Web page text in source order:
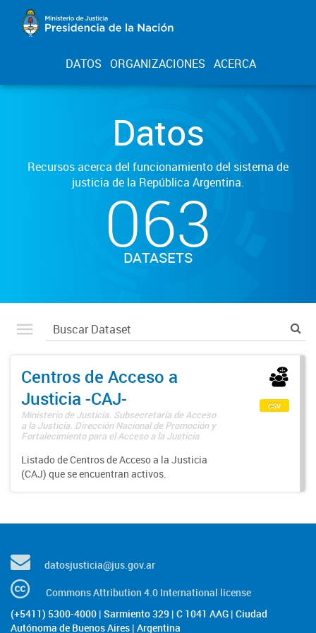
DATOS ORGANIZACIONES ACERCA
Datos
Recursos acerca del funcionamiento del sistema de
justicia de la República Argentina.
063
DATASETS
Centros de Acceso a
Justicia -CAJ-
Ministerio de Justicia. Subsecretaría de Acceso
a la Justicia. Dirección Nacional de Promoción y
Fortalecimiento para el Acceso a la Justicia
Listado de Centros de Acceso a la Justicia
(CAJ) que se encuentran activos.
csv
datosjusticia@jus.gov.ar
Commons Attribution 4.0 International license
(+5411) 5300-4000 | Sarmiento 329 | C 1041 AAG | Ciudad
Autónoma de Buenos Aires | Argentina